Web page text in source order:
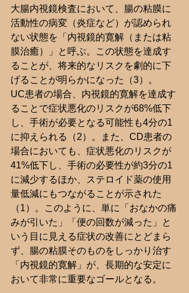
大腸内視鏡検査において、腸の粘膜に
活動性の病変（炎症など）が認められ
ない状態を「内視鏡的寛解（または粘
膜治癒）」と呼ぶ。この状態を達成す
ることが、将来的なリスクを劇的に下
げることが明らかになった（3）。
UC患者の場合、内視鏡的寛解を達成す
ることで症状悪化のリスクが68%低下
し、手術が必要となる可能性も4分の1
に抑えられる（2）。また、CD患者の
場合においても、症状悪化のリスクが
41%低下し、手術の必要性が約3分の1
に減少するほか、ステロイド薬の使用
量低減にもつながることが示された
（1）。このように、単に「おなかの痛
みが引いた」「便の回数が減った」と
いう目に見える症状の改善にとどまら
ず、腸の粘膜そのものをしっかり治す
「内視鏡的寛解」が、長期的な安定に
おいて非常に重要なゴールとなる。